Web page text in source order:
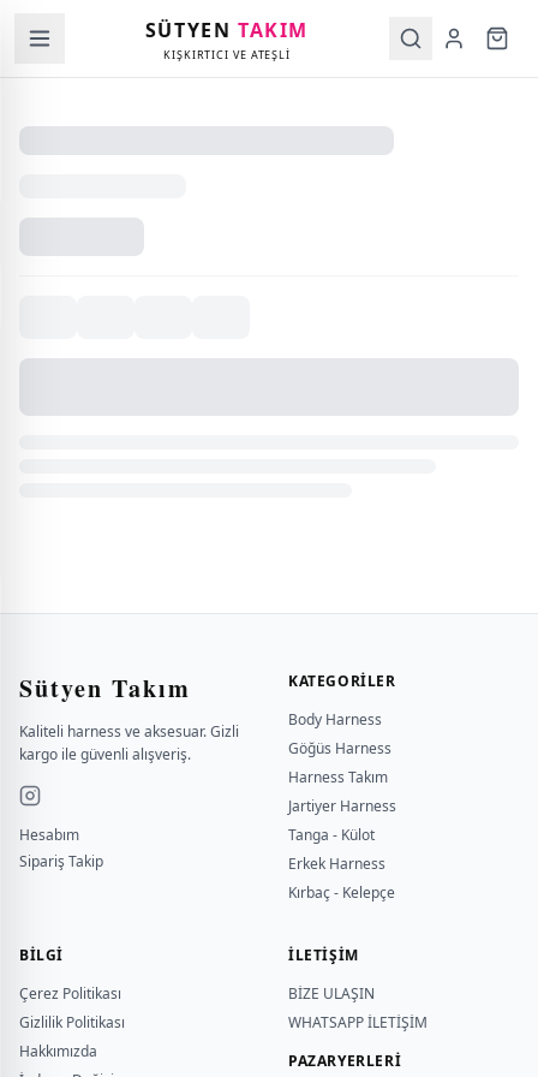
SÜTYENTAKIM
KIŞKIRTICI VE ATEŞLİ
Sütyen Takım
Kaliteli harness ve aksesuar. Gizli
kargo ile güvenli alışveriş.
Hesabım
Sipariş Takip
KATEGORILER
Body Harness
Göğüs Harness
Harness Takım
Jartiyer Harness
Tanga - Külot
Erkek Harness
Kırbaç - Kelepçe
BILGI
Çerez Politikası
Gizlilik Politikası
Hakkımızda
İLETİŞİM
BİZE ULAŞIN
WHATSAPP İLETİŞİM
PAZARYERLERİ